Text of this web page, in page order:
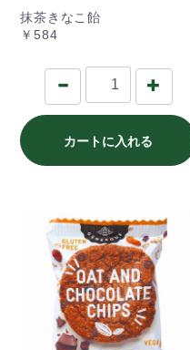
抹茶きなこ飴
￥584
カートに入れる